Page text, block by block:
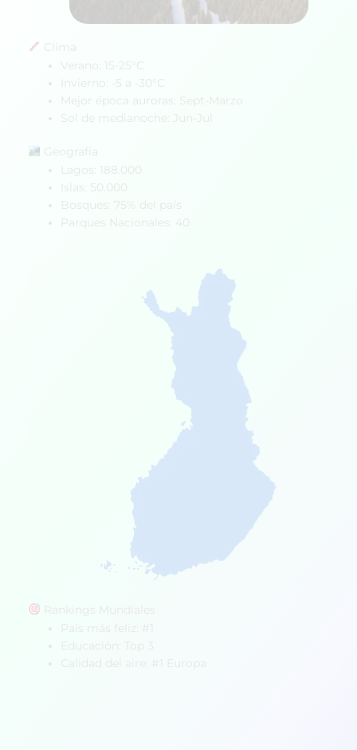
Clima
Verano: 15-25°C
Invierno: -5 a -30°C
Mejor época auroras: Sept-Marzo
Sol de medianoche: Jun-Jul
Geografía
Lagos: 188.000
Islas: 50.000
Bosques: 75% del país
Parques Nacionales: 40
Rankings Mundiales
País más feliz: #1
Educación: Top 3
Calidad del aire: #1 Europa